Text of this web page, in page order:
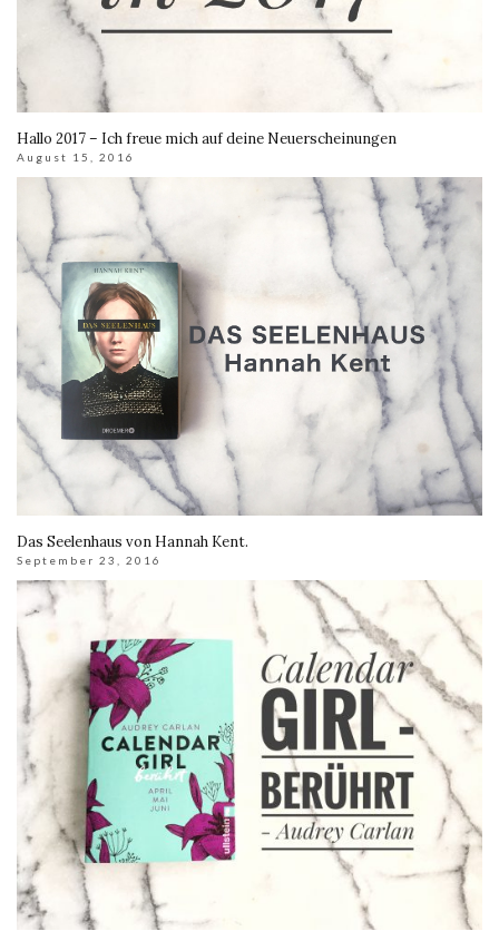
Hallo 2017 – Ich freue mich auf deine Neuerscheinungen
August 15, 2016
Das Seelenhaus von Hannah Kent.
September 23, 2016